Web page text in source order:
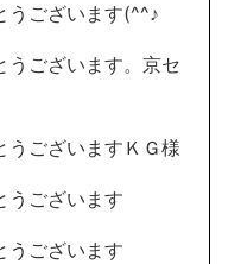
うございます(^^♪
うございます。京セ
うございますＫＧ様
うございます
うございます